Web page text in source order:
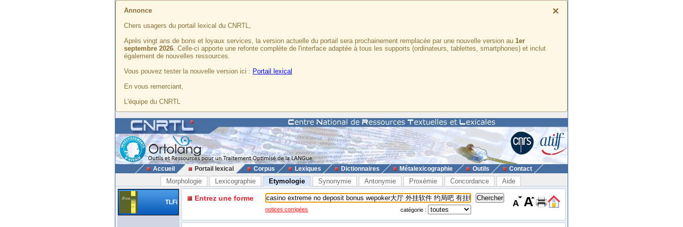
×
Annonce
Chers usagers du portail lexical du CNRTL,
Après vingt ans de bons et loyaux services, la version actuelle du portail sera prochainement remplacée par une nouvelle version au 1er
septembre 2026. Celle-ci apporte une refonte complète de l'interface adaptée à tous les supports (ordinateurs, tablettes, smartphones) et inclut
également de nouvelles ressources.
Vous pouvez tester la nouvelle version ici : Portail lexical
En vous remerciant,
L'équipe du CNRTL
Accueil Portail lexical Corpus Lexiques Dictionnaires Métalexicographie Outils Contact
Morphologie Lexicographie Etymologie Synonymie Antonymie Proxémie Concordance Aide
TLFi Entrez une forme
notices corrigées catégorie :